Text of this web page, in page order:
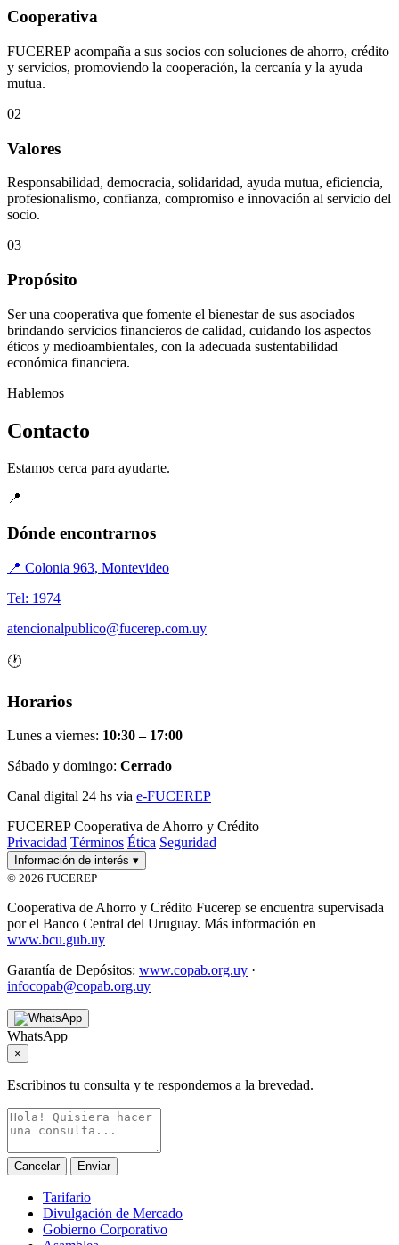
Cooperativa
FUCEREP acompaña a sus socios con soluciones de ahorro, crédito
y servicios, promoviendo la cooperación, la cercanía y la ayuda
mutua.
02
Valores
Responsabilidad, democracia, solidaridad, ayuda mutua, eficiencia,
profesionalismo, confianza, compromiso e innovación al servicio del
socio.
03
Propósito
Ser una cooperativa que fomente el bienestar de sus asociados
brindando servicios financieros de calidad, cuidando los aspectos
éticos y medioambientales, con la adecuada sustentabilidad
económica financiera.
Hablemos
Contacto
Estamos cerca para ayudarte.
📍
Dónde encontrarnos
📍 Colonia 963, Montevideo
Tel: 1974
atencionalpublico@fucerep.com.uy
🕐
Horarios
Lunes a viernes: 10:30 – 17:00
Sábado y domingo: Cerrado
Canal digital 24 hs via e-FUCEREP
FUCEREP Cooperativa de Ahorro y Crédito
Privacidad Términos Ética Seguridad
Información de interés ▾
© 2026 FUCEREP
Cooperativa de Ahorro y Crédito Fucerep se encuentra supervisada
por el Banco Central del Uruguay. Más información en
www.bcu.gub.uy
Garantía de Depósitos: www.copab.org.uy ·
infocopab@copab.org.uy
WhatsApp
×
Escribinos tu consulta y te respondemos a la brevedad.
Cancelar Enviar
Tarifario
Divulgación de Mercado
Gobierno Corporativo